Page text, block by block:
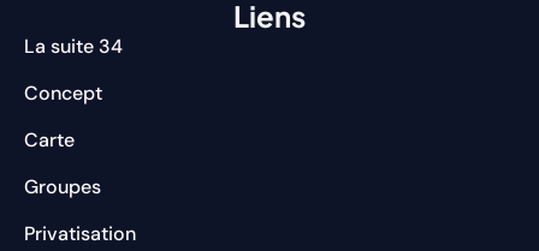
Liens
La suite 34
Concept
Carte
Groupes
Privatisation